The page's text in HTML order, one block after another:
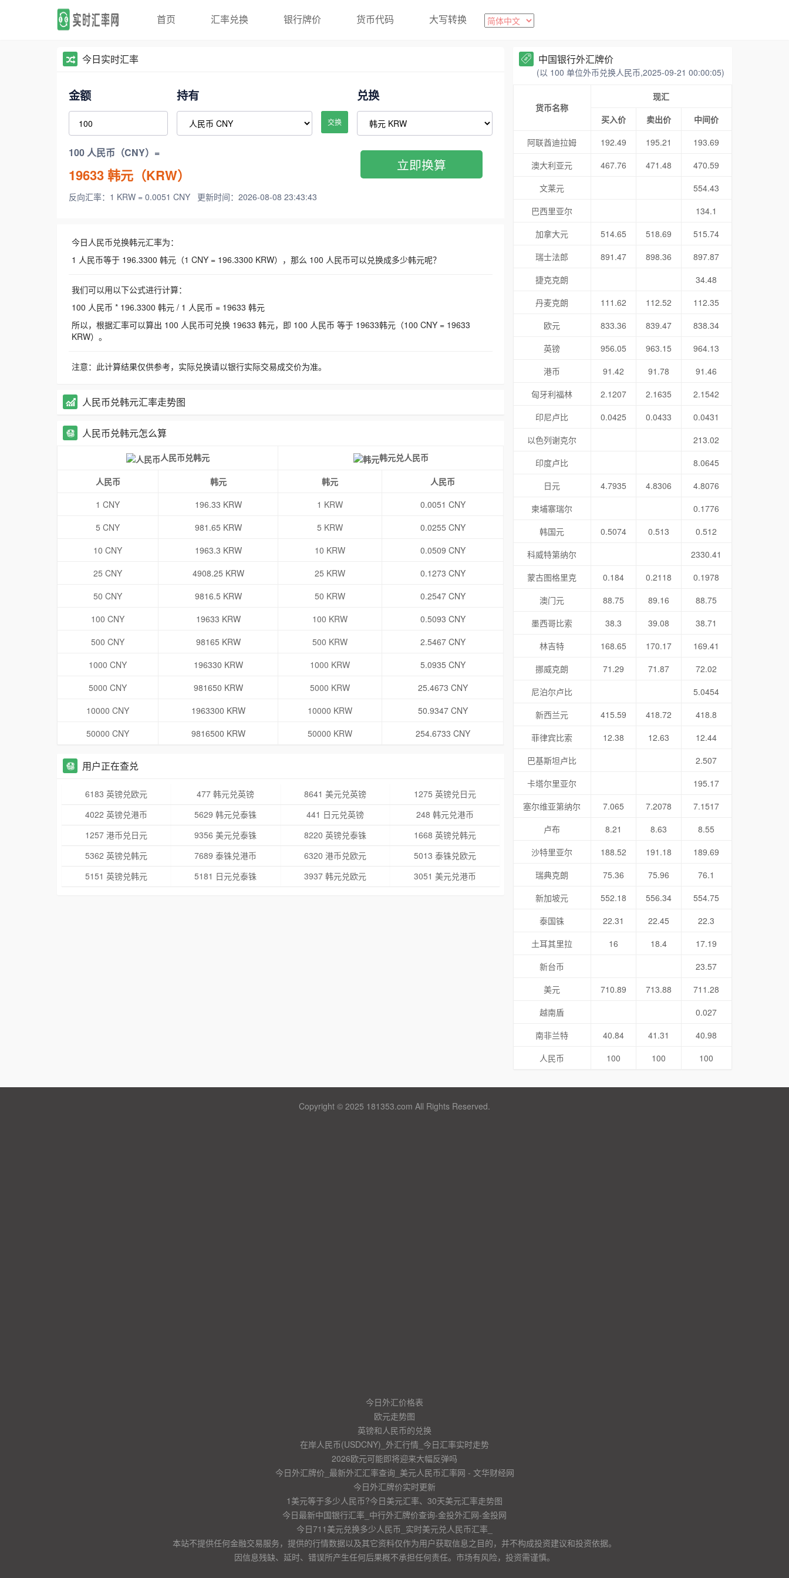
首页 汇率兑换 银行牌价 货币代码 大写转换
今日实时汇率
金额 持有
交换
兑换
100 人民币（CNY）=
19633韩元（KRW）
反向汇率：1 KRW = 0.0051 CNY 更新时间：2026-08-08 23:43:43
立即换算
今日人民币兑换韩元汇率为：
1 人民币等于 196.3300 韩元（1 CNY = 196.3300 KRW），那么 100 人民币可以兑换成多少韩元呢？
我们可以用以下公式进行计算：
100 人民币 * 196.3300 韩元 / 1 人民币 = 19633 韩元
所以，根据汇率可以算出 100 人民币可兑换 19633 韩元，即 100 人民币 等于 19633韩元（100 CNY = 19633
KRW）。
注意：此计算结果仅供参考，实际兑换请以银行实际交易成交价为准。
人民币兑韩元汇率走势图
人民币兑韩元怎么算
人民币兑韩元 韩元兑人民币
人民币 韩元 韩元
人民币
1 CNY
196.33 KRW 1 KRW
0.0051 CNY
5 CNY
981.65 KRW 5 KRW
0.0255 CNY
10 CNY
1963.3 KRW 10 KRW
0.0509 CNY
25 CNY
4908.25 KRW 25 KRW
0.1273 CNY
50 CNY
9816.5 KRW 50 KRW
0.2547 CNY
100 CNY
19633 KRW 100 KRW
0.5093 CNY
500 CNY
98165 KRW 500 KRW
2.5467 CNY
1000 CNY
196330 KRW 1000 KRW
5.0935 CNY
5000 CNY
981650 KRW 5000 KRW
25.4673 CNY
10000 CNY
1963300 KRW 10000 KRW
50.9347 CNY
50000 CNY
9816500 KRW 50000 KRW 254.6733 CNY
用户正在查兑
6183 英镑兑欧元 477 韩元兑英镑 8641 美元兑英镑
1275 英镑兑日元
4022 英镑兑港币
5629 韩元兑泰铢 441 日元兑英镑
248 韩元兑港币
1257 港币兑日元
9356 美元兑泰铢 8220 英镑兑泰铢
1668 英镑兑韩元
5362 英镑兑韩元
7689 泰铢兑港币 6320 港币兑欧元
5013 泰铢兑欧元
5151 英镑兑韩元
5181 日元兑泰铢 3937 韩元兑欧元 3051 美元兑港币
中国银行外汇牌价
(以 100 单位外币兑换人民币,2025-09-21 00:00:05)
货币名称
现汇
买入价
卖出价
中间价
阿联酋迪拉姆
192.49 195.21
193.69
澳大利亚元
467.76 471.48
470.59
文莱元
554.43
巴西里亚尔
134.1
加拿大元
514.65 518.69
515.74
瑞士法郎
891.47 898.36
897.87
捷克克朗
34.48
丹麦克朗
111.62 112.52
112.35
欧元
833.36 839.47
838.34
英镑
956.05 963.15
964.13
港币
91.42 91.78
91.46
匈牙利福林
2.1207 2.1635
2.1542
印尼卢比
0.0425 0.0433
0.0431
以色列谢克尔
213.02
印度卢比
8.0645
日元
4.7935 4.8306
4.8076
柬埔寨瑞尔
0.1776
韩国元
0.5074 0.513
0.512
科威特第纳尔
2330.41
蒙古图格里克
0.184 0.2118
0.1978
澳门元
88.75 89.16
88.75
墨西哥比索
38.3 39.08
38.71
林吉特
168.65 170.17
169.41
挪威克朗
71.29 71.87
72.02
尼泊尔卢比
5.0454
新西兰元
415.59 418.72
418.8
菲律宾比索
12.38 12.63
12.44
巴基斯坦卢比
2.507
卡塔尔里亚尔
195.17
塞尔维亚第纳尔
7.065 7.2078
7.1517
卢布
8.21 8.63
8.55
沙特里亚尔
188.52 191.18
189.69
瑞典克朗
75.36 75.96
76.1
新加坡元
552.18 556.34
554.75
泰国铢
22.31 22.45
22.3
土耳其里拉
16 18.4
17.19
新台币
23.57
美元
710.89 713.88
711.28
越南盾
0.027
南非兰特
40.84 41.31
40.98
人民币
100 100 100
Copyright © 2025 181353.com All Rights Reserved.
今日外汇价格表
欧元走势图
英镑和人民币的兑换
在岸人民币(USDCNY)_外汇行情_今日汇率实时走势
2026欧元可能即将迎来大幅反弹吗
今日外汇牌价_最新外汇汇率查询_美元人民币汇率网 - 文华财经网
今日外汇牌价实时更新
1美元等于多少人民币?今日美元汇率、30天美元汇率走势图
今日最新中国银行汇率_中行外汇牌价查询-金投外汇网-金投网
今日711美元兑换多少人民币_实时美元兑人民币汇率_
本站不提供任何金融交易服务，提供的行情数据以及其它资料仅作为用户获取信息之目的，并不构成投资建议和投资依据。
因信息残缺、延时、错误所产生任何后果概不承担任何责任。市场有风险，投资需谨慎。